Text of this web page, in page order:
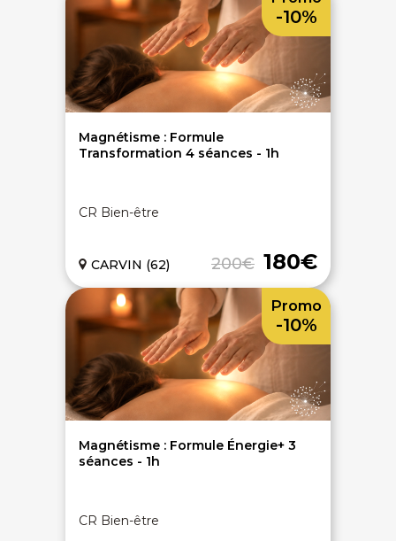
Magnétisme : Formule
Transformation 4 séances - 1h
CR Bien-être
200€ 180€
CARVIN (62)
-10%
Magnétisme : Formule Énergie+ 3
séances - 1h
CR Bien-être
Promo
-10%